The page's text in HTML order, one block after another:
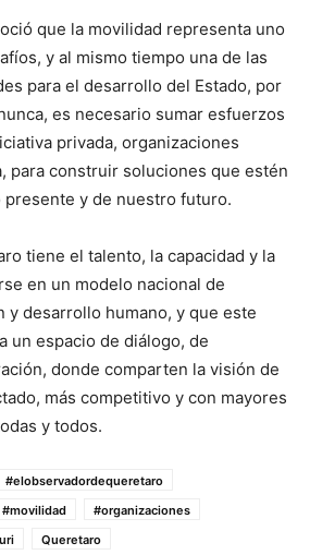
que la movilidad representa uno
y al mismo tiempo una de las
para el desarrollo del Estado, por
es necesario sumar esfuerzos
privada, organizaciones
para construir soluciones que estén
presente y de nuestro futuro.
tiene el talento, la capacidad y la
en un modelo nacional de
y desarrollo humano, y que este
un espacio de diálogo, de
donde comparten la visión de
más competitivo y con mayores
y todos.
#elobservadordequeretaro
#movilidad
#organizaciones
Queretaro